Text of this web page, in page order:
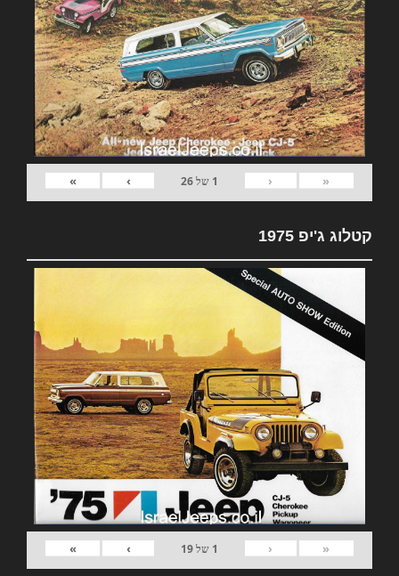
«
‹
1 של26
›
»
קטלוג ג'יפ 1975
«
‹
1 של19
›
»